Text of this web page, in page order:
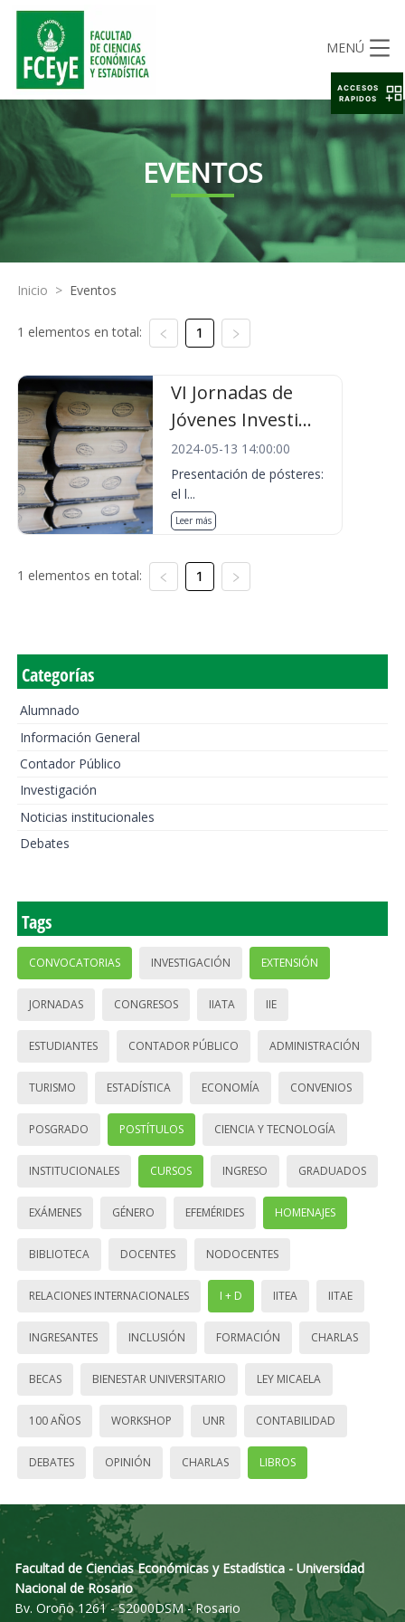
MENÚ
EVENTOS
Inicio > Eventos
1 elementos en total: 1
VI Jornadas de
Jóvenes Investi...
2024-05-13 14:00:00
Presentación de pósteres:
el l...
Leer más
1 elementos en total: 1
Categorías
Alumnado
Información General
Contador Público
Investigación
Noticias institucionales
Debates
Tags
CONVOCATORIAS INVESTIGACIÓN EXTENSIÓN
JORNADAS CONGRESOS IIATA IIE
ESTUDIANTES CONTADOR PÚBLICO ADMINISTRACIÓN
TURISMO ESTADÍSTICA ECONOMÍA CONVENIOS
POSGRADO POSTÍTULOS CIENCIA Y TECNOLOGÍA
INSTITUCIONALES CURSOS INGRESO GRADUADOS
EXÁMENES GÉNERO EFEMÉRIDES HOMENAJES
BIBLIOTECA DOCENTES NODOCENTES
RELACIONES INTERNACIONALES I + D IITEA IITAE
INGRESANTES INCLUSIÓN FORMACIÓN CHARLAS
BECAS BIENESTAR UNIVERSITARIO LEY MICAELA
100 AÑOS WORKSHOP UNR CONTABILIDAD
DEBATES OPINIÓN CHARLAS LIBROS
Facultad de Ciencias Económicas y Estadística - Universidad
Nacional de Rosario
Bv. Oroño 1261 - S2000DSM - Rosario
ACCESOS
RAPIDOS